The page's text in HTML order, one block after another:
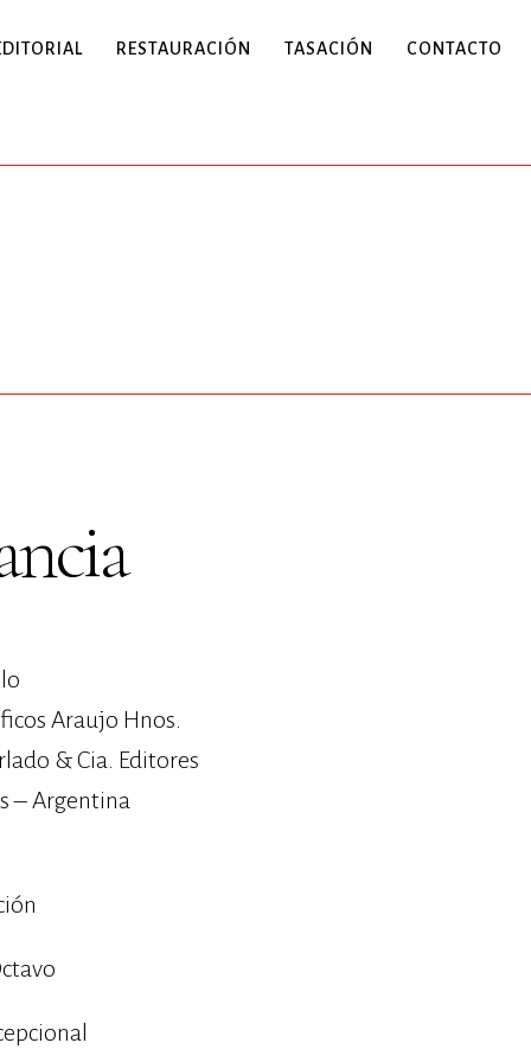
RESTAURACIÓN TASACIÓN CONTACTO
Araujo Hnos.
& Cia. Editores
– Argentina